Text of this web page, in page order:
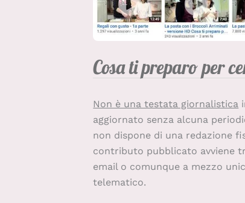
Cosa ti preparo per
Non è una testata giornalistica
aggiornato senza alcuna
non dispone di una redazione
contributo pubblicato avviene
email o comunque a mezzo
telematico.